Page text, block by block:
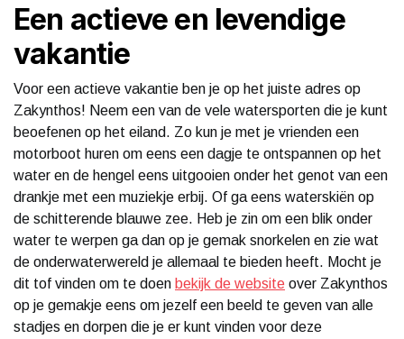
Een actieve en levendige
vakantie
Voor een actieve vakantie ben je op het juiste adres op
Zakynthos! Neem een van de vele watersporten die je kunt
beoefenen op het eiland. Zo kun je met je vrienden een
motorboot huren om eens een dagje te ontspannen op het
water en de hengel eens uitgooien onder het genot van een
drankje met een muziekje erbij. Of ga eens waterskiën op
de schitterende blauwe zee. Heb je zin om een blik onder
water te werpen ga dan op je gemak snorkelen en zie wat
de onderwaterwereld je allemaal te bieden heeft. Mocht je
dit tof vinden om te doen bekijk de website over Zakynthos
op je gemakje eens om jezelf een beeld te geven van alle
stadjes en dorpen die je er kunt vinden voor deze